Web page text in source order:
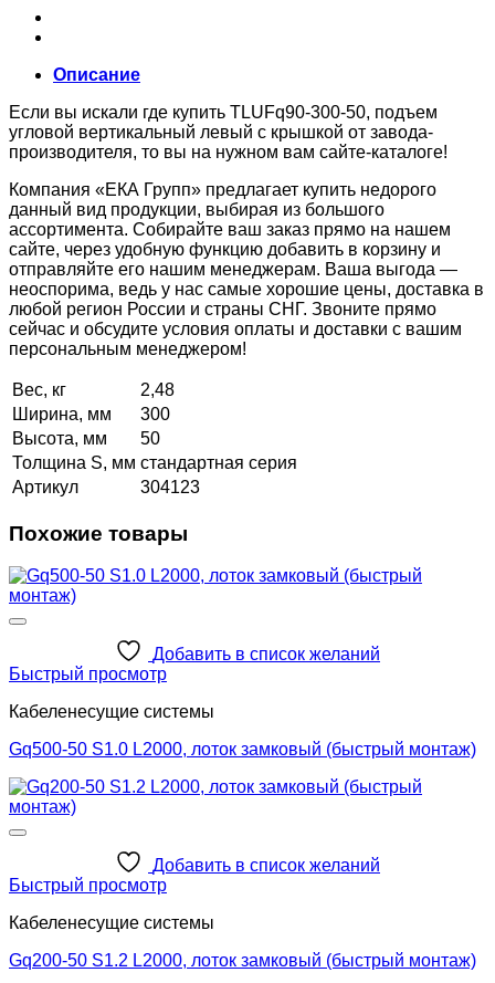
Описание
Если вы искали где купить TLUFq90-300-50, подъем
угловой вертикальный левый с крышкой от завода-
производителя, то вы на нужном вам сайте-каталоге!
Компания «ЕКА Групп» предлагает купить недорого
данный вид продукции, выбирая из большого
ассортимента. Собирайте ваш заказ прямо на нашем
сайте, через удобную функцию добавить в корзину и
отправляйте его нашим менеджерам. Ваша выгода —
неоспорима, ведь у нас самые хорошие цены, доставка в
любой регион России и страны СНГ. Звоните прямо
сейчас и обсудите условия оплаты и доставки с вашим
персональным менеджером!
Вес, кг
2,48
Ширина, мм
300
Высота, мм
50
Толщина S, мм стандартная серия
Артикул
304123
Похожие товары
Добавить в список желаний
Быстрый просмотр
Кабеленесущие системы
Gq500-50 S1.0 L2000, лоток замковый (быстрый монтаж)
Добавить в список желаний
Быстрый просмотр
Кабеленесущие системы
Gq200-50 S1.2 L2000, лоток замковый (быстрый монтаж)